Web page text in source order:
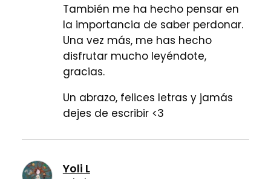
También me ha hecho pensar en
la importancia de saber perdonar.
Una vez más, me has hecho
disfrutar mucho leyéndote,
gracias.
Un abrazo, felices letras y jamás
dejes de escribir <3
Yoli L